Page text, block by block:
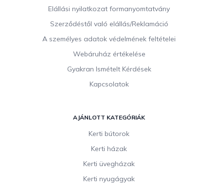
Elállási nyilatkozat formanyomtatvány
Szerződéstől való elállás/Reklamáció
A személyes adatok védelmének feltételei
Webáruház értékelése
Gyakran Ismételt Kérdések
Kapcsolatok
AJÁNLOTT KATEGÓRIÁK
Kerti bútorok
Kerti házak
Kerti üvegházak
Kerti nyugágyak